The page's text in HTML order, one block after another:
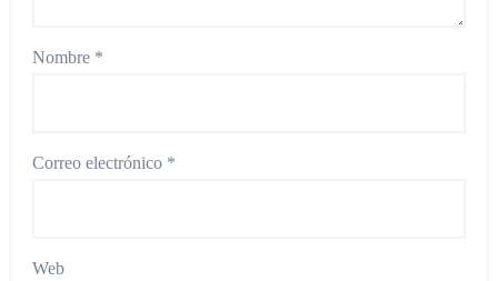
Nombre *
Correo electrónico *
Web